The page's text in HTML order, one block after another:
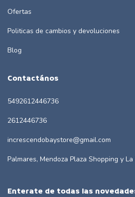
Ofertas
Politicas de cambios y devoluciones
Blog
Contactános
5492612446736
2612446736
increscendobaystore@gmail.com
Palmares, Mendoza Plaza Shopping y
Enterate de todas las